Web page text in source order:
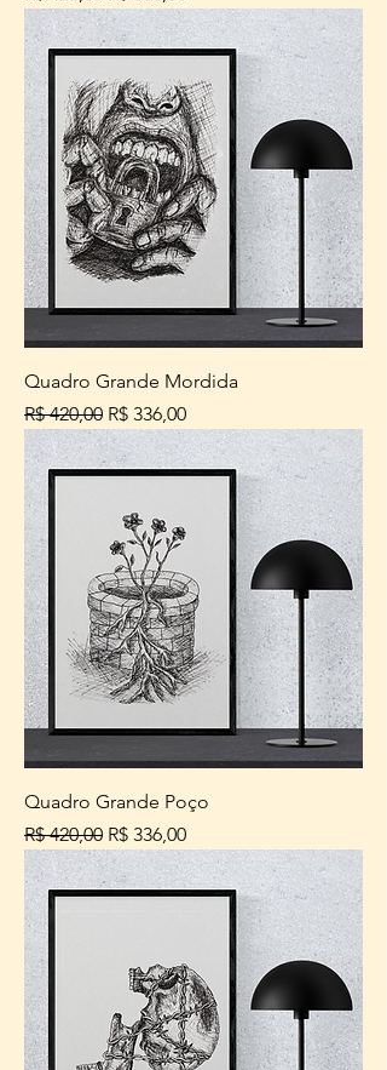
Quadro Grande Mordida
Preço normal
R$ 420,00 Preço promocional
R$ 336,00
Quadro Grande Poço
Preço normal
R$ 420,00 Preço promocional
R$ 336,00